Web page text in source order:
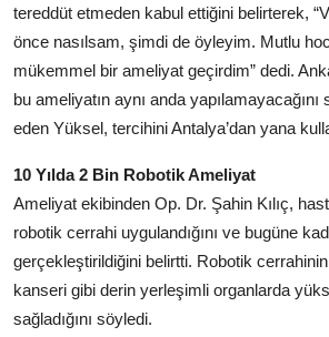
tereddüt etmeden kabul ettiğini belirterek,
önce nasılsam, şimdi de öyleyim. Mutlu
mükemmel bir ameliyat geçirdim” dedi.
bu ameliyatın aynı anda
eden Yüksel, tercihini Antalya’dan yana
10 Yılda 2 Bin Robotik Ameliyat
Ameliyat ekibinden Op. Dr. Şahin Kılıç,
robotik cerrahi uygulandığını ve bugüne
gerçekleştirildiğini belirtti. Robotik
kanseri gibi derin yerleşimli organlarda
sağladığını söyledi.